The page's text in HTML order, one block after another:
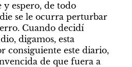
y espero, de todo
se le ocurra perturbar
Cuando decidí
digamos, esta
consiguiente este diario,
de que fuera a